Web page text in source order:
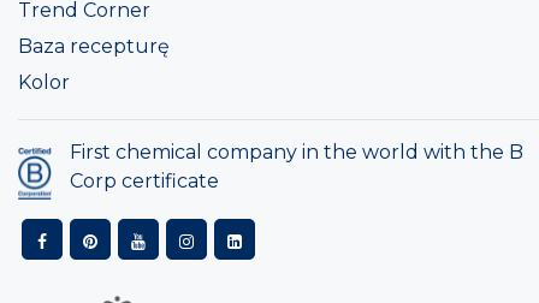
Trend Corner
Baza recepturę
Kolor
First chemical company in the world with the B
Corp certificate